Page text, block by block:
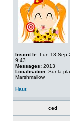
Inscrit le: Lun 13 Sep
9:43
Messages: 2013
Localisation: Sur la
Marshmallow
Haut
ced